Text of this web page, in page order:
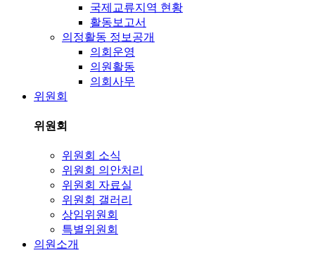
국제교류지역 현황
활동보고서
의정활동 정보공개
의회운영
의원활동
의회사무
위원회
위원회
위원회 소식
위원회 의안처리
위원회 자료실
위원회 갤러리
상임위원회
특별위원회
의원소개